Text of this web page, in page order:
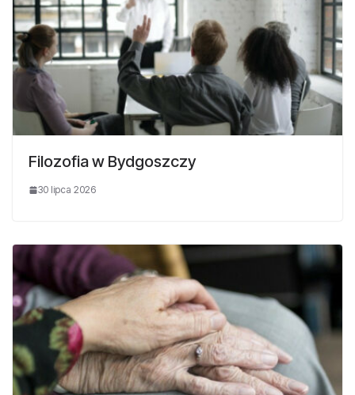
Filozofia w Bydgoszczy
30 lipca 2026